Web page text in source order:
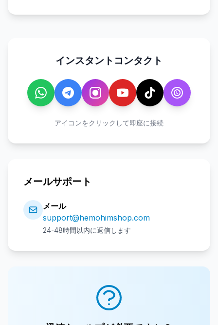
インスタントコンタクト
アイコンをクリックして即座に接続
メールサポート
メール
support@hemohimshop.com
24-48時間以内に返信します